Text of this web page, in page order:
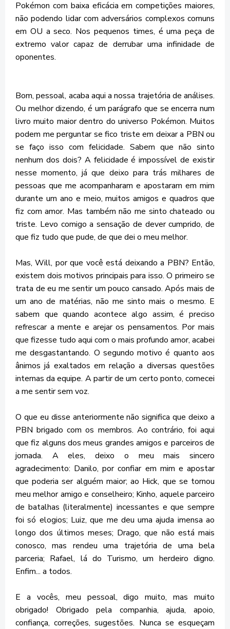
Pokémon com baixa eficácia em competições maiores,
não podendo lidar com adversários complexos comuns
em OU a seco. Nos pequenos times, é uma peça de
extremo valor capaz de derrubar uma infinidade de
oponentes.
Bom, pessoal, acaba aqui a nossa trajetória de análises.
Ou melhor dizendo, é um parágrafo que se encerra num
livro muito maior dentro do universo Pokémon. Muitos
podem me perguntar se fico triste em deixar a PBN ou
se faço isso com felicidade. Sabem que não sinto
nenhum dos dois? A felicidade é impossível de existir
nesse momento, já que deixo para trás milhares de
pessoas que me acompanharam e apostaram em mim
durante um ano e meio, muitos amigos e quadros que
fiz com amor. Mas também não me sinto chateado ou
triste. Levo comigo a sensação de dever cumprido, de
que fiz tudo que pude, de que dei o meu melhor.
Mas, Will, por que você está deixando a PBN? Então,
existem dois motivos principais para isso. O primeiro se
trata de eu me sentir um pouco cansado. Após mais de
um ano de matérias, não me sinto mais o mesmo. E
sabem que quando acontece algo assim, é preciso
refrescar a mente e arejar os pensamentos. Por mais
que fizesse tudo aqui com o mais profundo amor, acabei
me desgastantando. O segundo motivo é quanto aos
ânimos já exaltados em relação a diversas questões
internas da equipe. A partir de um certo ponto, comecei
a me sentir sem voz.
O que eu disse anteriormente não significa que deixo a
PBN brigado com os membros. Ao contrário, foi aqui
que fiz alguns dos meus grandes amigos e parceiros de
jornada. A eles, deixo o meu mais sincero
agradecimento: Danilo, por confiar em mim e apostar
que poderia ser alguém maior; ao Hick, que se tornou
meu melhor amigo e conselheiro; Kinho, aquele parceiro
de batalhas (literalmente) incessantes e que sempre
foi só elogios; Luiz, que me deu uma ajuda imensa ao
longo dos últimos meses; Drago, que não está mais
conosco, mas rendeu uma trajetória de uma bela
parceria; Rafael, lá do Turismo, um herdeiro digno.
Enfim... a todos.
E a vocês, meu pessoal, digo muito, mas muito
obrigado! Obrigado pela companhia, ajuda, apoio,
confiança, correções, sugestões. Nunca se esqueçam